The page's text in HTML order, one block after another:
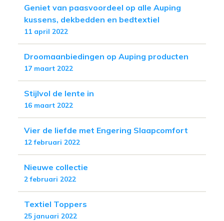
Geniet van paasvoordeel op alle Auping
kussens, dekbedden en bedtextiel
11 april 2022
Droomaanbiedingen op Auping producten
17 maart 2022
Stijlvol de lente in
16 maart 2022
Vier de liefde met Engering Slaapcomfort
12 februari 2022
Nieuwe collectie
2 februari 2022
Textiel Toppers
25 januari 2022